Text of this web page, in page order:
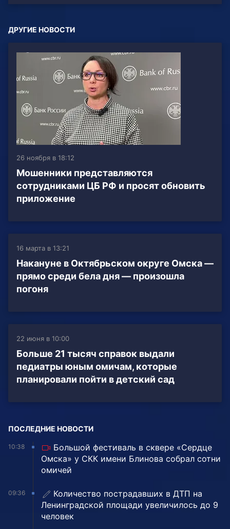
ДРУГИЕ НОВОСТИ
26 ноября в 18:12
Мошенники представляются
сотрудниками ЦБ РФ и просят обновить
приложение
16 марта в 13:21
Накануне в Октябрьском округе Омска —
прямо среди бела дня — произошла
погоня
22 июня в 10:00
Больше 21 тысяч справок выдали
педиатры юным омичам, которые
планировали пойти в детский сад
ПОСЛЕДНИЕ НОВОСТИ
10:38
Большой фестиваль в сквере «Сердце
Омска» у СКК имени Блинова собрал сотни
омичей
09:36
Количество пострадавших в ДТП на
Ленинградской площади увеличилось до 9
человек